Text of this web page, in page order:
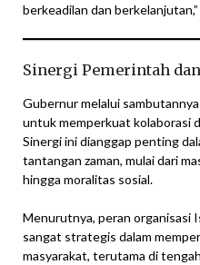
berkeadilan dan
Sinergi Pemerintah
Gubernur melalui
untuk memperkuat kolaborasi
Sinergi ini dianggap penting
tantangan zaman, mulai dari
hingga moralitas sosial.
Menurutnya, peran organisasi
sangat strategis dalam
masyarakat, terutama di